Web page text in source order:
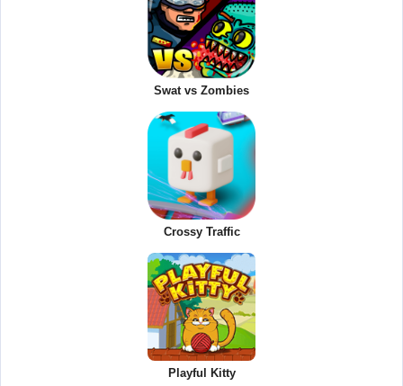
Swat vs Zombies
Crossy Traffic
Playful Kitty